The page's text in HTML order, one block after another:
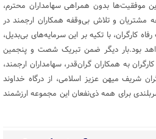
موفقیت‌ها بدون همراهی سهامداران محترم،
مشتریان و تلاش بی‌وقفه همکاران ارجمند در
کارگران، با تکیه بر این سرمایه‌های بی‌بدیل،
بود.بار دیگر ضمن تبریک شصت و پنجمین
به همکاران گران‌قدر، سهامداران ارجمند،
شریف میهن عزیز اسلامی، از درگاه خداوند
برای همه ذی‌نفعان این مجموعه ارزشمند